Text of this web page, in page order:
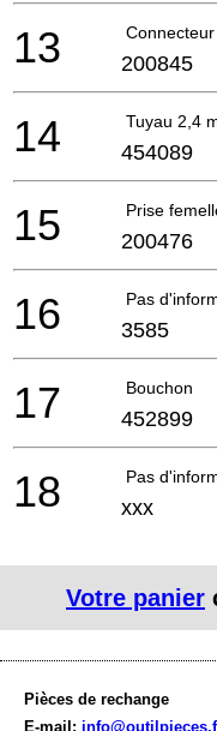
Connecteur
13 200845
Tuyau 2,4
14 454089
Prise
15 200476
Pas
16 3585
Bouchon
17 452899
Pas
18 xxx
Votre panier
Pièces de rechange
E-mail: